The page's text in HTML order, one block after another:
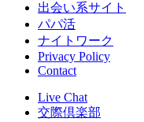
出会い系サイト
パパ活
ナイトワーク
Privacy Policy
Contact
Live Chat
交際倶楽部